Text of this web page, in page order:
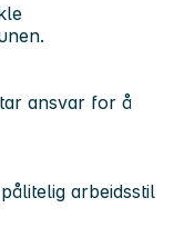
ansvar for å
arbeidsstil